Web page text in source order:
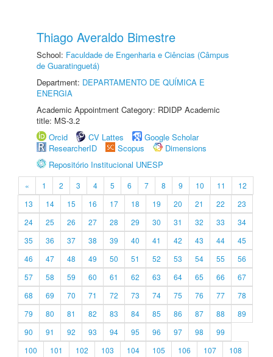
Thiago Averaldo Bimestre
School: Faculdade de Engenharia e Ciências (Câmpus
de Guaratinguetá)
Department: DEPARTAMENTO DE QUÍMICA E
ENERGIA
Academic Appointment Category: RDIDP Academic
title: MS-3.2
Orcid
CV Lattes
Google Scholar
ResearcherID
Scopus
Dimensions
Repositório Institucional UNESP
« 1 2 3 4 5 6 7 8 9 10 11
12
13
14 15 16 17 18 19 20 21 22
23
24
25 26 27 28 29 30 31 32 33
34
35
36 37 38 39 40 41 42 43 44
45
46
47 48 49 50 51 52 53 54 55
56
57
58 59 60 61 62 63 64 65 66
67
68
69 70 71 72 73 74 75 76 77
78
79
80 81 82 83 84 85 86 87 88
89
90
91 92 93 94 95 96 97 98
99
100
101 102 103 104 105 106 107
108